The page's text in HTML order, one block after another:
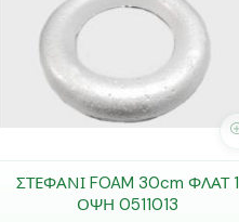
ΣΤΕΦΑΝΙ FOAM 30cm ΦΛΑΤ 1
ΟΨΗ 0511013